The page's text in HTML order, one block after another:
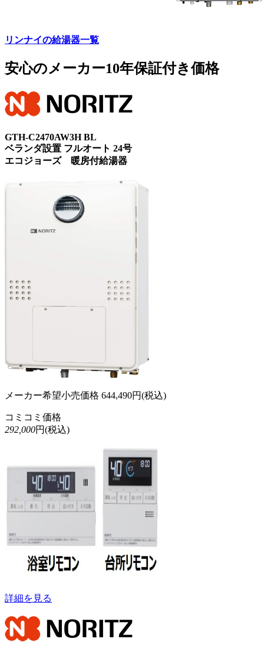
リンナイの給湯器一覧
安心のメーカー10年保証付き価格
GTH-C2470AW3H BL
ベランダ設置 フルオート 24号
エコジョーズ 暖房付給湯器
メーカー希望小売価格 644,490円(税込)
コミコミ価格
292,000円(税込)
詳細を見る